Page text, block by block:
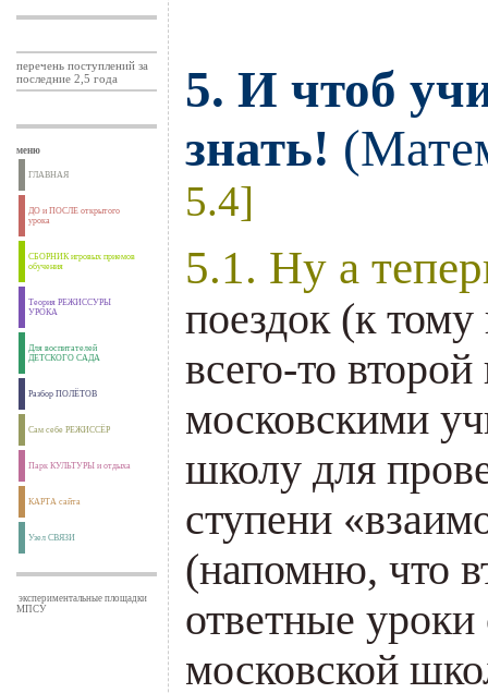
перечень поступлений за
последние 2,5 года
меню
ГЛАВНАЯ
ДО и ПОСЛЕ открытого
урока
СБОРНИК игровых приемов
обучения
Теория РЕЖИССУРЫ
УРОКА
Для воспитателей
ДЕТСКОГО САДА
Разбор ПОЛЁТОВ
Сам себе РЕЖИССЁР
Парк КУЛЬТУРЫ и отдыха
КАРТА сайта
Узел СВЯЗИ
экспериментальные площадки
МПСУ
5. И чтоб
знать!
5.4]
5.1. Ну а
поездок (к
всего-то
московскими
школу для
ступени
(напомню, что
ответные уроки
московской